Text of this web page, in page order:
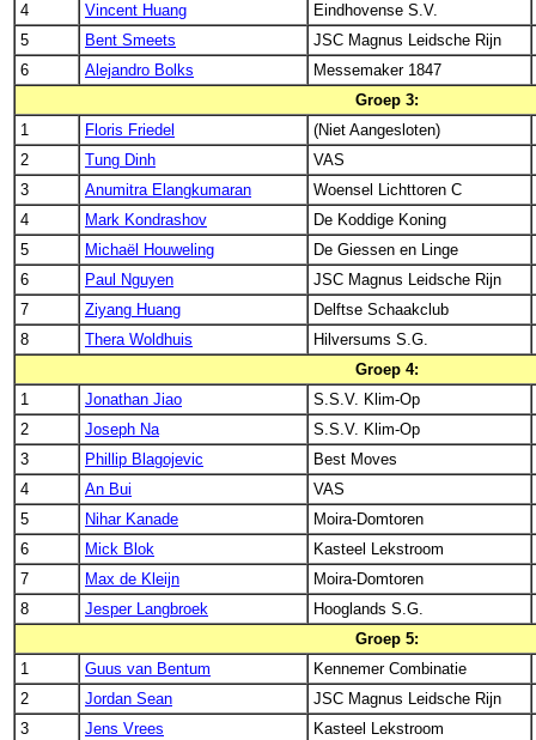
4
Vincent Huang
Eindhovense S.V.
5
Bent Smeets
JSC Magnus Leidsche Rijn
6
Alejandro Bolks
Messemaker 1847
Groep 3:
1
Floris Friedel
(Niet Aangesloten)
2
Tung Dinh
VAS
3
Anumitra Elangkumaran
Woensel Lichttoren C
4
Mark Kondrashov
De Koddige Koning
5
Michaël Houweling
De Giessen en Linge
6
Paul Nguyen
JSC Magnus Leidsche Rijn
7
Ziyang Huang
Delftse Schaakclub
8
Thera Woldhuis
Hilversums S.G.
Groep 4:
1
Jonathan Jiao
S.S.V. Klim-Op
2
Joseph Na
S.S.V. Klim-Op
3
Phillip Blagojevic
Best Moves
4
An Bui
VAS
5
Nihar Kanade
Moira-Domtoren
6
Mick Blok
Kasteel Lekstroom
7
Max de Kleijn
Moira-Domtoren
8
Jesper Langbroek
Hooglands S.G.
Groep 5:
1
Guus van Bentum
Kennemer Combinatie
2
Jordan Sean
JSC Magnus Leidsche Rijn
3
Jens Vrees
Kasteel Lekstroom